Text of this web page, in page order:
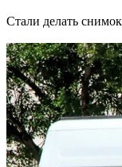
Стали делать